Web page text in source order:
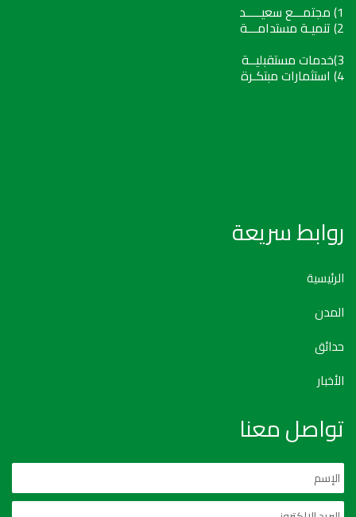
1) مجتمـــع سعيـــــد
2) تنميـة مستدامـــة
3)خدمات مستقبليــة
4) استثمارات مبتكـرة
روابط سريعة
الرئيسية
المدن
حدائق
الأخبار
تواصل معنا